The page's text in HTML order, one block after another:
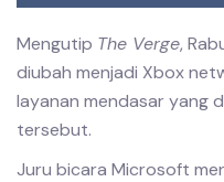
Mengutip The Verge,
diubah menjadi Xbox
layanan mendasar yang
tersebut.
Juru bicara Microsoft